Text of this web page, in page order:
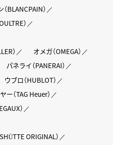
BLANCPAIN）
）
）
オメガ（OMEGA）
パネライ（PANERAI）
ウブロ（HUBLOT）
ー（TAG Heuer）
）
ORIGINAL）